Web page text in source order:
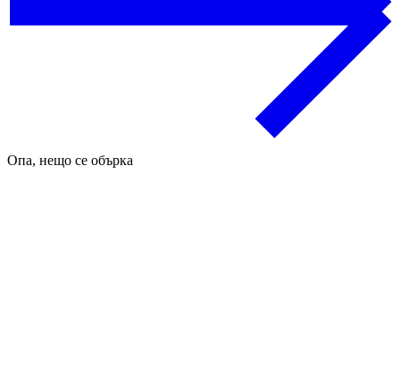
Опа, нещо се обърка